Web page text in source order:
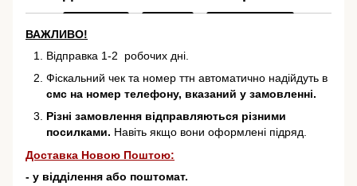
ВАЖЛИВО!
Відправка 1-2 робочих дні.
Фіскальний чек та номер ттн автоматично надійдуть в
смс на номер телефону, вказаний у замовленні.
Різні замовлення відправляються різними
посилками. Навіть якщо вони оформлені підряд.
Доставка Новою Поштою:
- у відділення або поштомат.